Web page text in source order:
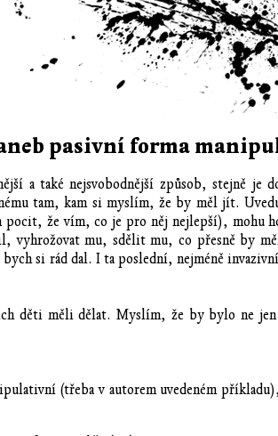
pasivní forma
a také nejsvobodnější způsob, stejně je
tam, kam si myslím, že by měl jít.
pocit, že vím, co je pro něj nejlepší), mohu
vyhrožovat mu, sdělit mu, co přesně by
si rád dal. I ta poslední, nejméně
děti měli dělat. Myslím, že by bylo ne jen
(třeba v autorem uvedeném